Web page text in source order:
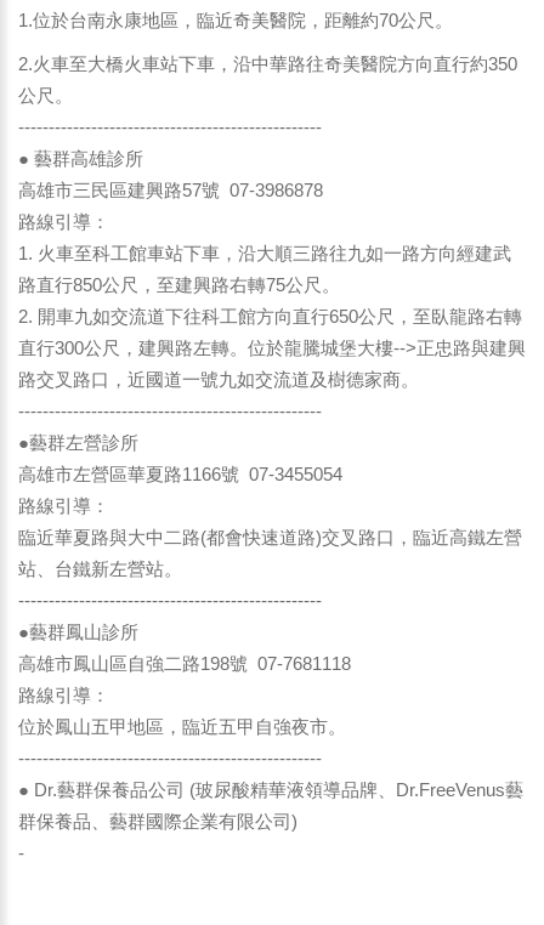
1.位於台南永康地區，臨近奇美醫院，距離約70公尺。
2.火車至大橋火車站下車，沿中華路往奇美醫院方向直行約350
公尺。
--------------------------------------------------
● 藝群高雄診所
高雄市三民區建興路57號 07-3986878
路線引導：
1. 火車至科工館車站下車，沿大順三路往九如一路方向經建武
路直行850公尺，至建興路右轉75公尺。
2. 開車九如交流道下往科工館方向直行650公尺，至臥龍路右轉
直行300公尺，建興路左轉。位於龍騰城堡大樓-->正忠路與建興
路交叉路口，近國道一號九如交流道及樹德家商。
--------------------------------------------------
●藝群左營診所
高雄市左營區華夏路1166號 07-3455054
路線引導：
臨近華夏路與大中二路(都會快速道路)交叉路口，臨近高鐵左營
站、台鐵新左營站。
--------------------------------------------------
●藝群鳳山診所
高雄市鳳山區自強二路198號 07-7681118
路線引導：
位於鳳山五甲地區，臨近五甲自強夜市。
--------------------------------------------------
● Dr.藝群保養品公司 (玻尿酸精華液領導品牌、Dr.FreeVenus藝
群保養品、藝群國際企業有限公司)
-